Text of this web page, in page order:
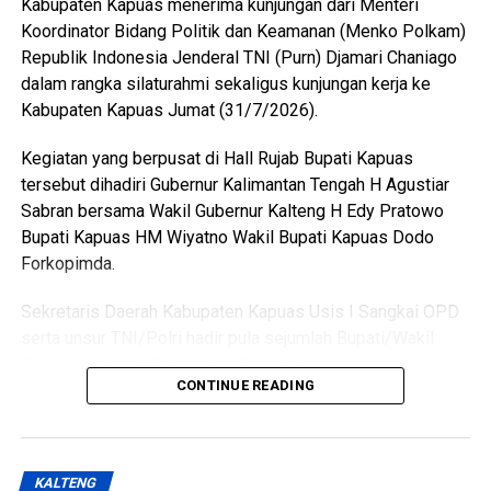
“Malam kejadian tersangka sempat datang ke lokasi dan
berkumpul bersama para korban. Namun usai kembali dari
menonton pertandingan final Piala Dunia ia kembali
mendatangi barak karena kembali terlibat cekcok dengan
korban,” katanya.
Nah saat pintu kamar dikunci dari dalam tersangka
menggedor hingga mendobrak pintu kemudian masuk
sambil merusak sejumlah barang dan melanjutkan
pertengkaran.
memicu kobaran api.
korban luka sejumlah barang berharga ikut hangus terbakar
Kabupaten Kapuas menerima kunjungan dari Menteri
Koordinator Bidang Politik dan Keamanan (Menko Polkam)
Republik Indonesia Jenderal TNI (Purn) Djamari Chaniago
dalam rangka silaturahmi sekaligus kunjungan kerja ke
Kabupaten Kapuas Jumat (31/7/2026).
Kegiatan yang berpusat di Hall Rujab Bupati Kapuas
tersebut dihadiri Gubernur Kalimantan Tengah H Agustiar
Sabran bersama Wakil Gubernur Kalteng H Edy Pratowo
Bupati Kapuas HM Wiyatno Wakil Bupati Kapuas Dodo
Forkopimda.
Sekretaris Daerah Kabupaten Kapuas Usis I Sangkai OPD
Bupati diwilayah Kalimantan Tengah bersama unsur
Pertemuan silaturahmi tersebut menjadi momentum
CONTINUE READING
KALTENG